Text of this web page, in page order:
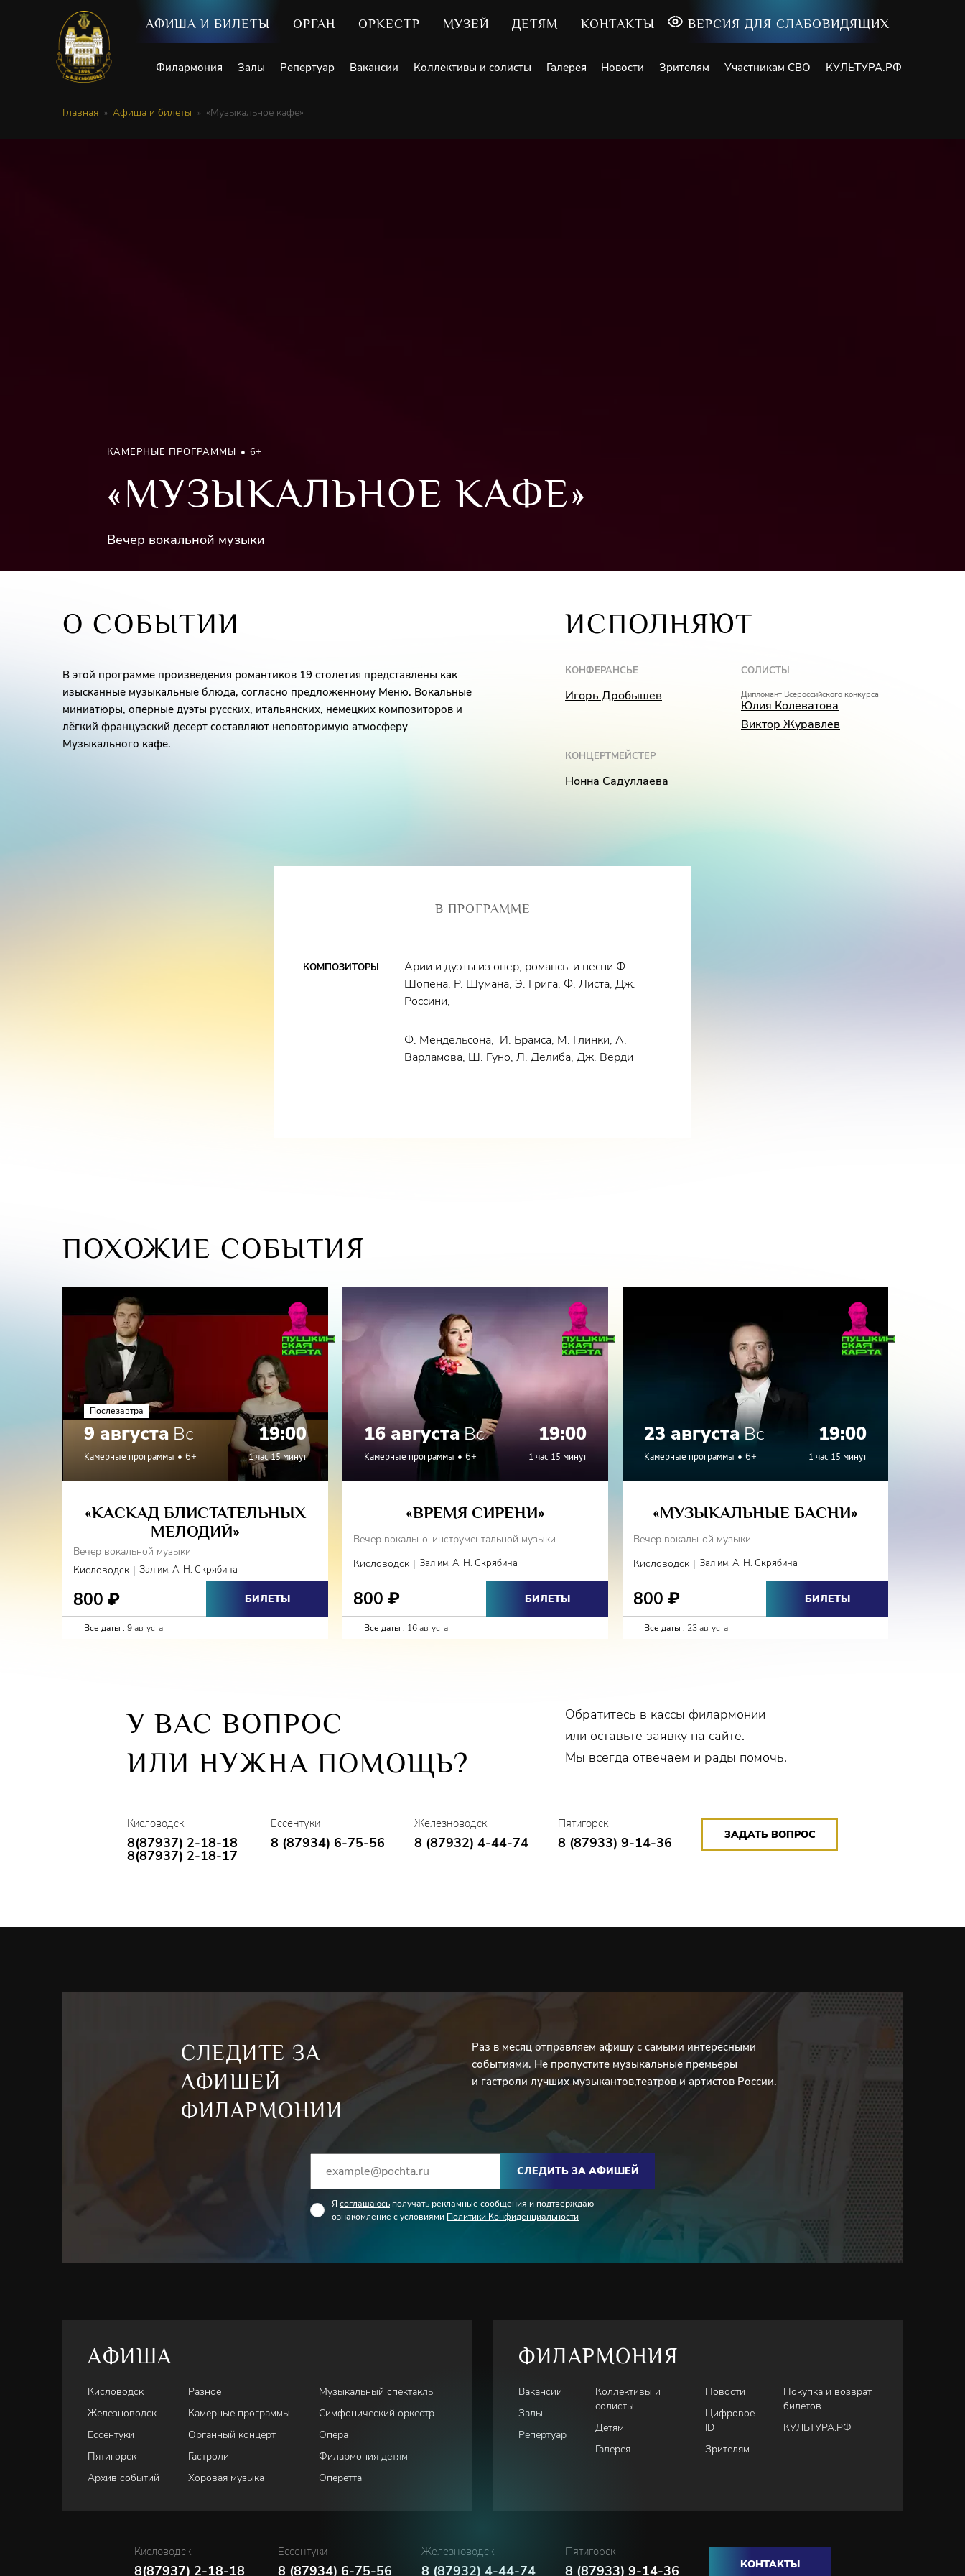
АФИША И БИЛЕТЫ ОРГАН ОРКЕСТР МУЗЕЙ ДЕТЯМ КОНТАКТЫ ВЕРСИЯ ДЛЯ СЛАБОВИДЯЩИХ
Филармония Залы Репертуар Вакансии Коллективы и солисты Галерея Новости Зрителям Участникам СВО КУЛЬТУРА.РФ
Главная Афиша и билеты «Музыкальное кафе»
КАМЕРНЫЕ ПРОГРАММЫ 6+
«МУЗЫКАЛЬНОЕ КАФЕ»
Вечер вокальной музыки
О СОБЫТИИ
В этой программе произведения романтиков 19 столетия представлены как
изысканные музыкальные блюда, согласно предложенному Меню. Вокальные
миниатюры, оперные дуэты русских, итальянских, немецких композиторов и
лёгкий французский десерт составляют неповторимую атмосферу
Музыкального кафе.
ИСПОЛНЯЮТ
КОНФЕРАНСЬЕ
Игорь Дробышев
СОЛИСТЫ
Дипломант Всероссийского конкурса
Юлия Колеватова
Виктор Журавлев
КОНЦЕРТМЕЙСТЕР
Нонна Садуллаева
В ПРОГРАММЕ
КОМПОЗИТОРЫ
Арии и дуэты из опер, романсы и песни Ф.
Шопена, Р. Шумана, Э. Грига, Ф. Листа, Дж.
Россини,
Ф. Мендельсона, И. Брамса, М. Глинки, А.
Варламова, Ш. Гуно, Л. Делиба, Дж. Верди
ПОХОЖИЕ СОБЫТИЯ
Послезавтра
9 августа Вс 19:00
Камерные программы 6+ 1 час 15 минут
«КАСКАД БЛИСТАТЕЛЬНЫХ
МЕЛОДИЙ»
Вечер вокальной музыки
Кисловодск | Зал им. А. Н. Скрябина
800 ₽ БИЛЕТЫ
Все даты : 9 августа
16 августаВс 19:00
Камерные программы 6+ 1 час 15 минут
«ВРЕМЯ СИРЕНИ»
Вечер вокально-инструментальной музыки
Кисловодск | Зал им. А. Н. Скрябина
800 ₽ БИЛЕТЫ
Все даты : 16 августа
23 августаВс 19:00
Камерные программы 6+ 1 час 15 минут
«МУЗЫКАЛЬНЫЕ БАСНИ»
Вечер вокальной музыки
Кисловодск | Зал им. А. Н. Скрябина
800 ₽ БИЛЕТЫ
Все даты : 23 августа
У ВАС ВОПРОС
ИЛИ НУЖНА ПОМОЩЬ?
Обратитесь в кассы филармонии
или оставьте заявку на сайте.
Мы всегда отвечаем и рады помочь.
Кисловодск
8(87937) 2-18-18
8(87937) 2-18-17
Ессентуки
8 (87934) 6-75-56
Железноводск
8 (87932) 4-44-74
Пятигорск
8 (87933) 9-14-36 ЗАДАТЬ ВОПРОС
СЛЕДИТЕ ЗА
АФИШЕЙ
ФИЛАРМОНИИ
Раз в месяц отправляем афишу с самыми интересными
событиями. Не пропустите музыкальные премьеры
и гастроли лучших музыкантов,театров и артистов России.
СЛЕДИТЬ ЗА АФИШЕЙ
Я соглашаюсь получать рекламные сообщения и подтверждаю
ознакомление с условиями Политики Конфиденциальности
АФИША
Кисловодск
Железноводск
Ессентуки
Пятигорск
Архив событий
Разное
Камерные программы
Органный концерт
Гастроли
Хоровая музыка
Музыкальный спектакль
Симфонический оркестр
Опера
Филармония детям
Оперетта
ФИЛАРМОНИЯ
Вакансии
Залы
Репертуар
Коллективы и
солисты
Детям
Галерея
Новости
Цифровое
ID
Зрителям
Покупка и возврат
билетов
КУЛЬТУРА.РФ
Кисловодск
8(87937) 2-18-18
Ессентуки
8 (87934) 6-75-56
Железноводск
8 (87932) 4-44-74
Пятигорск
8 (87933) 9-14-36 КОНТАКТЫ